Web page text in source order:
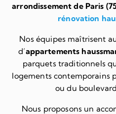
arrondissement de Paris
rénovation
Nos équipes maîtrisent
d’appartements
parquets traditionnels
logements contemporains
ou du
Nous proposons un